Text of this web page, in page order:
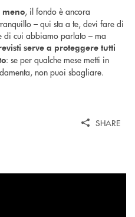
meno, il fondo è ancora
– qui sta a te, devi fare di
di cui abbiamo parlato – ma
serve a proteggere tutti
: se per qualche mese metti in
non puoi sbagliare.
SHARE